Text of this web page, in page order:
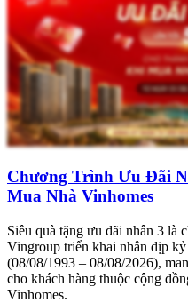
Chương Trình Ưu Đãi
Mua Nhà Vinhomes
Siêu quà tặng ưu đãi nhân 3 là
Vingroup triển khai nhân dịp
(08/08/1993 – 08/08/2026),
cho khách hàng thuộc cộng
Vinhomes.